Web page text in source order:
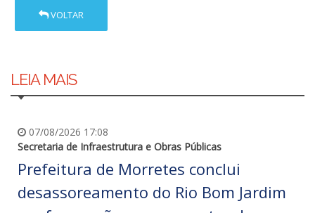
VOLTAR
LEIA MAIS
07/08/2026 17:08
Secretaria de Infraestrutura e Obras Públicas
Prefeitura de Morretes conclui
desassoreamento do Rio Bom Jardim